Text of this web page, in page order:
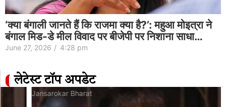
‘क्या बंगाली जानते हैं कि राजमा क्या है?’: महुआ मोइत्रा ने
बंगाल मिड-डे मील विवाद पर बीजेपी पर निशाना साधा…
June 27, 2026 / 4:28 pm
लेटेस्ट टॉप अपडेट
Jansarokar Bharat